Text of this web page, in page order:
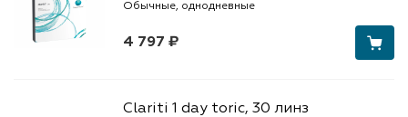
4 797 ₽
Обычные, однодневные
Clariti 1 day toric, 30 линз